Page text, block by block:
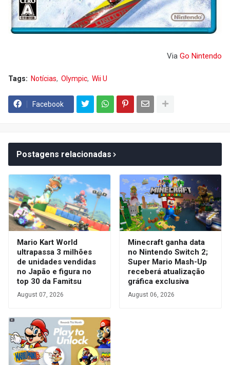
Via Go Nintendo
Tags: Notícias Olympic Wii U
Facebook
Postagens relacionadas
Mario Kart World
ultrapassa 3 milhões
de unidades vendidas
no Japão e figura no
top 30 da Famitsu
August 07, 2026
Minecraft ganha data
no Nintendo Switch 2;
Super Mario Mash-Up
receberá atualização
gráfica exclusiva
August 06, 2026